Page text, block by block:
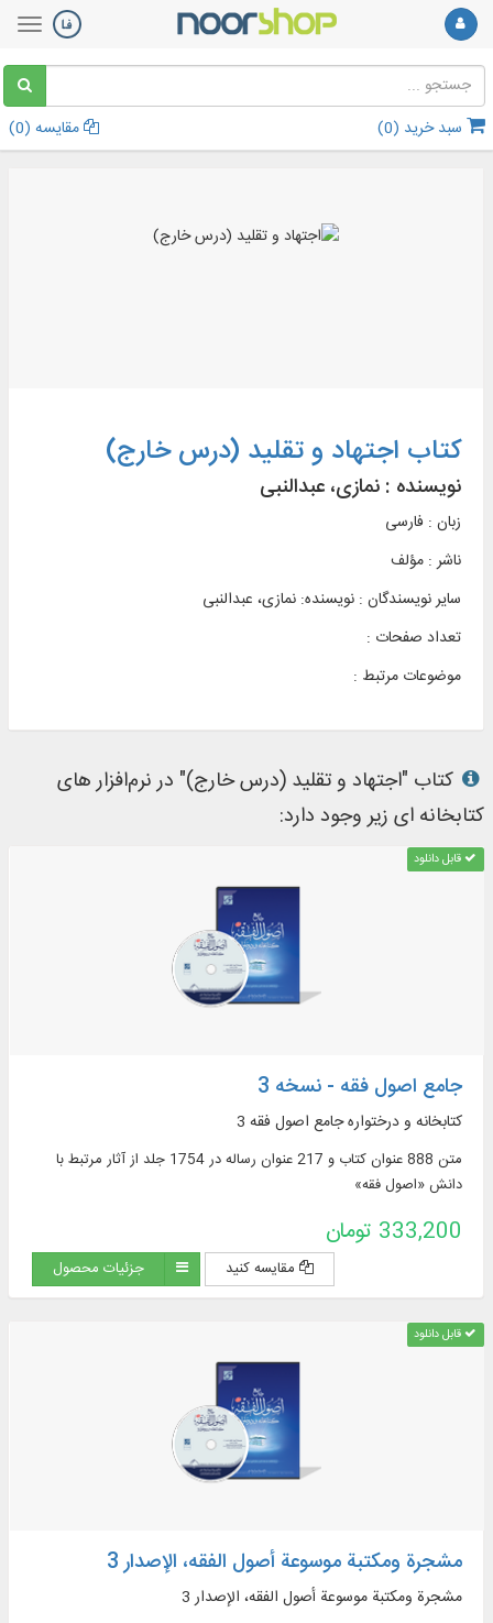
سبد خرید (0
) مقایسه (0
)
کتاب اجتهاد و تقلید (درس خارج)
نویسنده : نمازی، عبدالنبی
زبان : فارسی
ناشر : مؤلف
سایر نویسندگان : نویسنده: نمازی، عبدالنبی
تعداد صفحات :
موضوعات مرتبط :
کتاب "اجتهاد و تقلید (درس خارج)" در نرم‌افزار های
کتابخانه ای زیر وجود دارد:
قابل دانلود
جامع اصول فقه - نسخه 3
کتابخانه و درختواره جامع اصول فقه 3
متن 888 عنوان کتاب و 217 عنوان رساله در 1754 جلد از آثار مرتبط با
دانش «اصول فقه»
333,200 تومان
مقایسه کنید جزئیات محصول
قابل دانلود
مشجرة ومكتبة موسوعة أصول الفقه، الإصدار 3
مشجرة ومكتبة موسوعة أصول الفقه، الإصدار 3